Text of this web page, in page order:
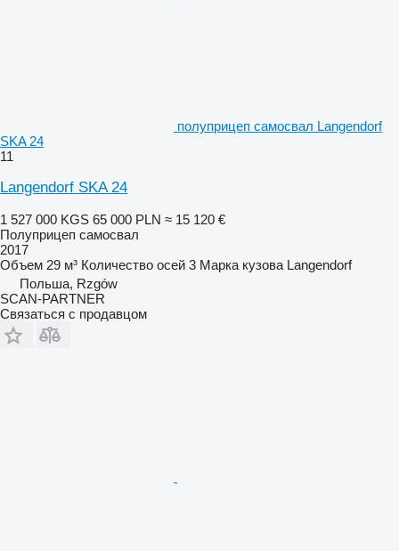
полуприцеп самосвал Langendorf
SKA 24
11
Langendorf SKA 24
1 527 000 KGS 65 000 PLN ≈ 15 120 €
Полуприцеп самосвал
2017
Объем 29 м³ Количество осей 3 Марка кузова Langendorf
Польша, Rzgów
SCAN-PARTNER
Связаться с продавцом